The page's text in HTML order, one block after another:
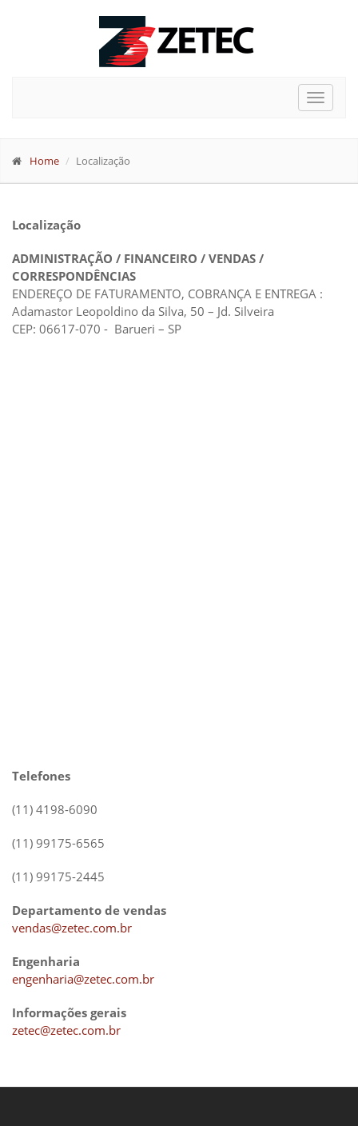
Toggle
Home Localização
Localização
ADMINISTRAÇÃO / FINANCEIRO / VENDAS /
CORRESPONDÊNCIAS
ENDEREÇO DE FATURAMENTO, COBRANÇA E ENTREGA :
Adamastor Leopoldino da Silva, 50 – Jd. Silveira
CEP: 06617-070 - Barueri – SP
Telefones
(11) 4198-6090
(11) 99175-6565
(11) 99175-2445
Departamento de vendas
vendas@zetec.com.br
Engenharia
engenharia@zetec.com.br
Informações gerais
zetec@zetec.com.br